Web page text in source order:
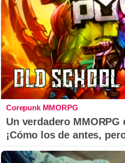
Corepunk MMORPG
Un verdadero
¡Cómo los de antes,